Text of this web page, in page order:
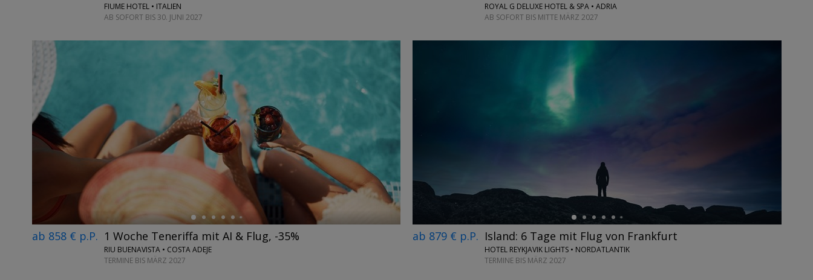
FIUME HOTEL • ITALIEN
AB SOFORT BIS 30. JUNI 2027
ROYAL G DELUXE HOTEL & SPA • ADRIA
AB SOFORT BIS MITTE MÄRZ 2027
←
ab 858 € p.P. 1 Woche Teneriffa mit AI & Flug, -35%
RIU BUENAVISTA • COSTA ADEJE
TERMINE BIS MÄRZ 2027
ab 879 € p.P. Island: 6 Tage mit Flug von Frankfurt
HOTEL REYKJAVIK LIGHTS • NORDATLANTIK
TERMINE BIS MÄRZ 2027